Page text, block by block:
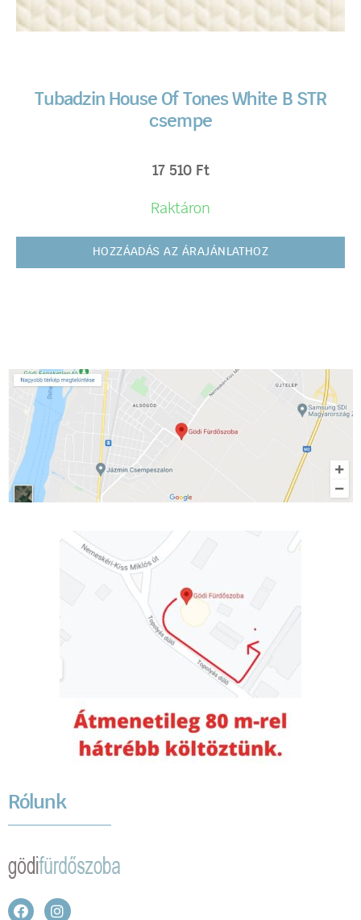
Tubadzin House Of Tones White B STR
csempe
17 510 Ft
Raktáron
HOZZÁADÁS AZ ÁRAJÁNLATHOZ
Rólunk